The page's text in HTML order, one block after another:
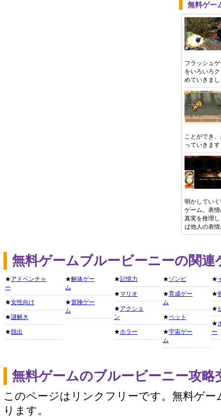
無料ゲー
フラッシュ
をいろいろ
めていきま
ことができ
っていきます
明かしてい
ゲーム。表
真実を推理
ば他人の表
無料ゲームブルービーニーの関
★アドベンチャ
ー
★女性向け
★謎解き
★ 脱出
★解体ゲー
ム
★冒険ゲー
ム
★記憶力
★マリオ
★アクショ
ン
★ホラー
★ゾンビ
★育成ゲー
ム
★ペット
★宇宙ゲー
ム
★
★
★
★
ー
無料ゲームのブルービーニー攻
このページはリンクフリーです。無料ゲー
ります。